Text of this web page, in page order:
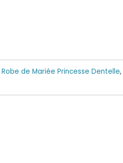
Robe de Mariée Princesse Dentelle,